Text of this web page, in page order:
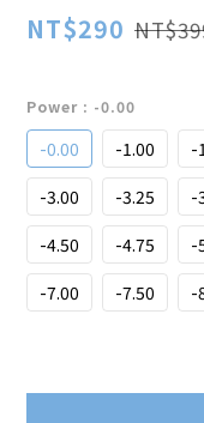
NT$290
Power : -0.00
-0.00 -1.00 -
-3.00
-3.25 -
-4.50
-4.75 -
-7.00
-7.50 -